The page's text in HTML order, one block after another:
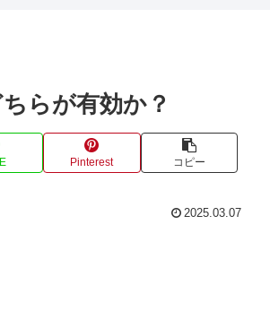
らが有効か？
Pinterest コピー
2025.03.07